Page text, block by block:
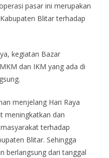
pasar ini merupakan
Blitar terhadap
kegiatan Bazar
dan IKM yang ada di
menjelang Hari Raya
meningkatkan dan
terhadap
Blitar. Sehingga
berlangsung dari tanggal